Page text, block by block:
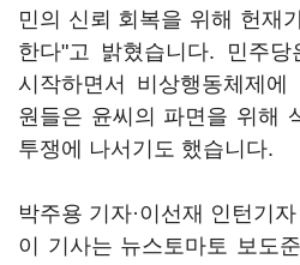
민의 신뢰 회복을 위해 헌재
한다"고 밝혔습니다. 민주
시작하면서 비상행동체제에
원들은 윤씨의 파면을 위해
투쟁에 나서기도 했습니다.
박주용 기자·이선재 인턴기
이 기사는 뉴스토마토 보도